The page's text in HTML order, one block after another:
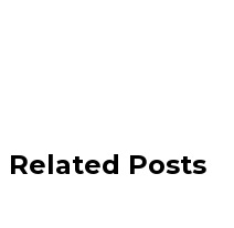
Related Posts